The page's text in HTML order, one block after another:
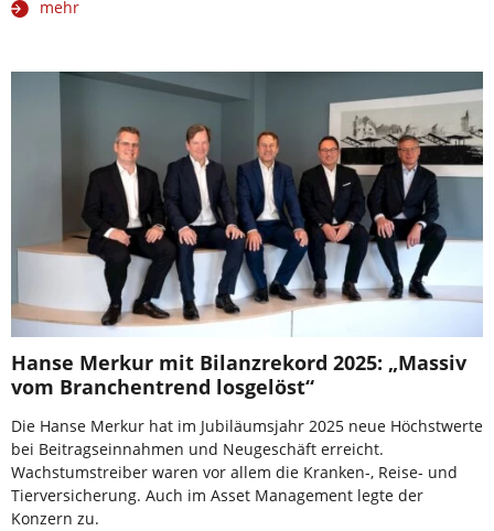
mehr
Hanse Merkur mit Bilanzrekord 2025: „Massiv
vom Branchentrend losgelöst“
Die Hanse Merkur hat im Jubiläumsjahr 2025 neue Höchstwerte
bei Beitragseinnahmen und Neugeschäft erreicht.
Wachstumstreiber waren vor allem die Kranken-, Reise- und
Tierversicherung. Auch im Asset Management legte der
Konzern zu.